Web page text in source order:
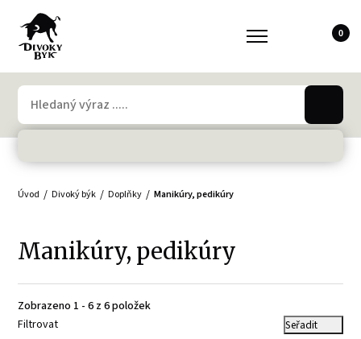
0
Úvod Divoký býk Doplňky Manikúry, pedikúry
Manikúry, pedikúry
Zobrazeno 1 - 6 z 6 položek
Filtrovat
Seřadit